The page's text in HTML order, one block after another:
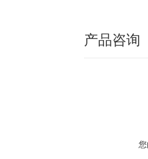
产品咨询